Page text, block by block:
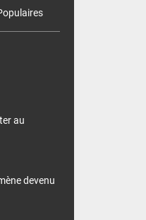
au
devenu